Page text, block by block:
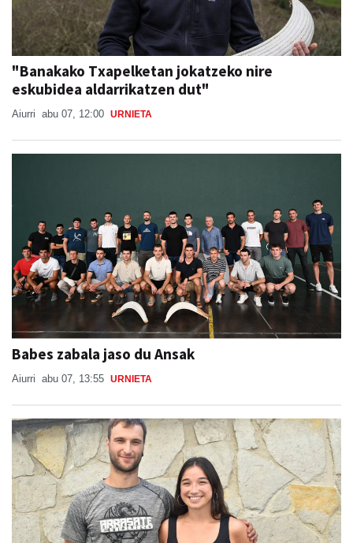
"Banakako Txapelketan jokatzeko nire
eskubidea aldarrikatzen dut"
Aiurri abu 07, 12:00 URNIETA
Babes zabala jaso du Ansak
Aiurri abu 07, 13:55 URNIETA